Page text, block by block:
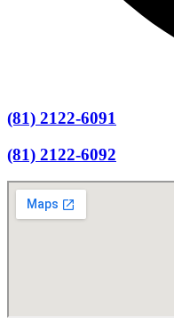
(81) 2122-6091
(81) 2122-6092